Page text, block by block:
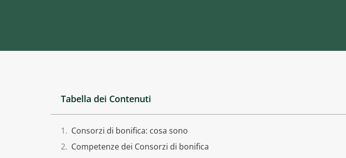
Tabella dei Contenuti
Consorzi di bonifica: cosa sono
Competenze dei Consorzi di bonifica